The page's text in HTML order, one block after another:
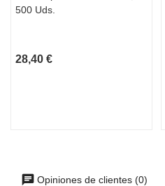
500 Uds.
28,40 €
Opiniones de clientes (0)